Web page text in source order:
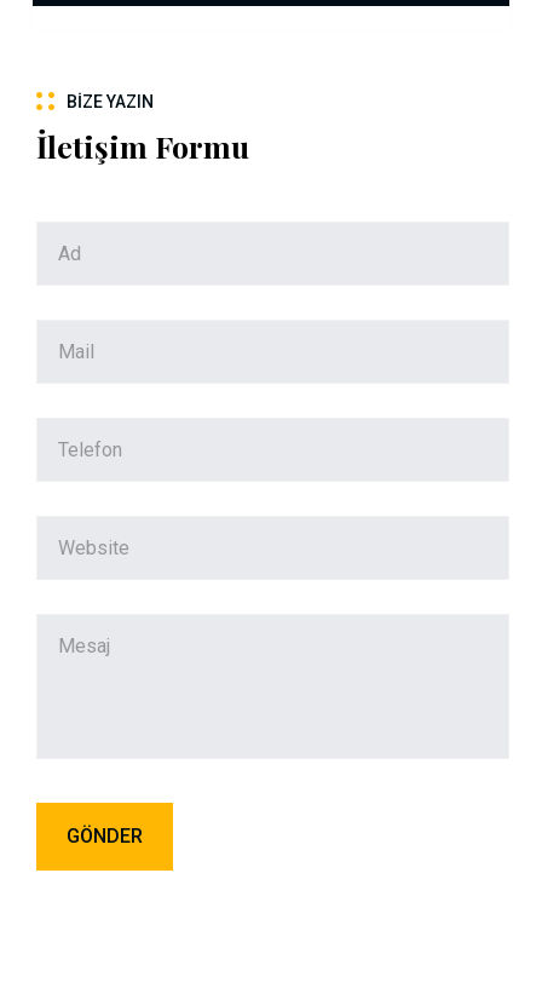
BIZE YAZIN
İletişim Formu